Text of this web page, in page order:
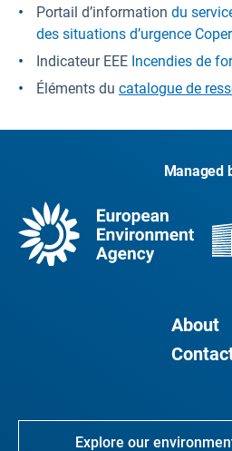
Portail d’information du
des situations d’urgence
Indicateur EEE Incendies de
Éléments du catalogue de
Managed
About
Explore our